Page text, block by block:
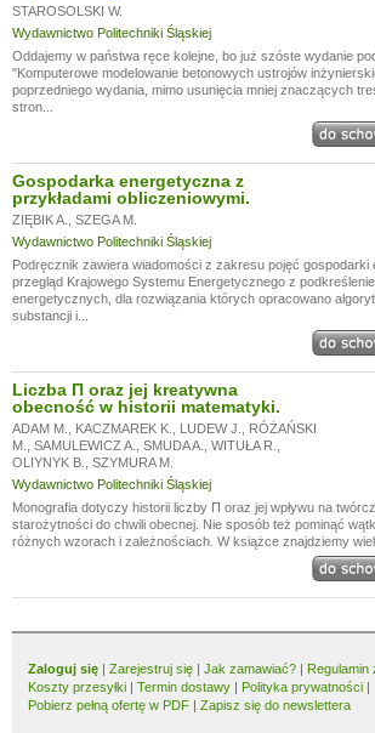
STAROSOLSKI W.
Wydawnictwo Politechniki Śląskiej
Oddajemy w państwa ręce kolejne, bo już szóste wydanie
"Komputerowe modelowanie betonowych ustrojów
poprzedniego wydania, mimo usunięcia mniej znaczących
stron...
Gospodarka energetyczna z
przykładami obliczeniowymi.
ZIĘBIK A.
SZEGA M.
Wydawnictwo Politechniki Śląskiej
Podręcznik zawiera wiadomości z zakresu pojęć gospodarki
przegląd Krajowego Systemu Energetycznego z
energetycznych, dla rozwiązania których opracowano
substancji i...
Liczba Π oraz jej kreatywna
obecność w historii matematyki.
ADAM M. KACZMAREK K. LUDEW J.
RÓŻAŃSKI
M.
SAMULEWICZ A. SMUDA A. WITUŁA R.
OLIYNYK B.
SZYMURA M.
Wydawnictwo Politechniki Śląskiej
Monografia dotyczy historii liczby Π oraz jej wpływu na
starożytności do chwili obecnej. Nie sposób też pominąć
różnych wzorach i zależnościach. W książce znajdziemy
Zaloguj się | Zarejestruj się | Jak zamawiać? | Regulamin
Koszty przesyłki | Termin dostawy | Polityka prywatności |
Pobierz pełną ofertę w PDF | Zapisz się do newslettera